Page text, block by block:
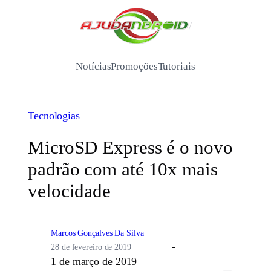
/
NotíciasPromoçõesTutoriais
Tecnologias
MicroSD Express é o novo
padrão com até 10x mais
velocidade
Marcos Gonçalves Da Silva
28 de fevereiro de 2019
1 de março de 2019